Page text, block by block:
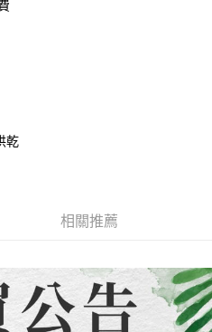
期數、繳款截止日，確認付款後即完
請依後續交易確認頁面所載為準。
易或遇審核未通過，訂單將自動取
示未達大哥付你分期系統評分，恕無
司」（以下簡稱本公司）所提供，讓
之契約關係目的，商店將以您的個人
台灣大哥大進項蒐集、處理及利用，
料之確認、核對及更正。
：
https://oppay.tw/userRule
不需儲值。
即可結帳。
款。
款，方視為交易完成。
」之結帳頁面顯示為準，若有關於
相關疑問，請聯繫「AFTEE先享後付
support/home
)免運費
)免運費
乾
相關推薦